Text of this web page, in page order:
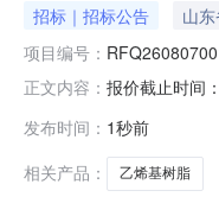
招标｜招标公告 山
项目编号：
正文内容： 报价截止时间
发布时间： 1秒前
相关产品：
乙烯基树脂